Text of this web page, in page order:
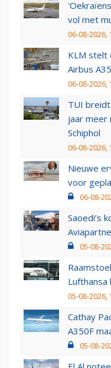
vol met
06-08-2026,
KLM stelt
Airbus
06-08-2026,
TUI breidt
jaar meer
Schiphol
06-08-2026,
Nieuwe
voor
06-08-
Saoedi’s
05-08-
05-08-2026,
Cathay
A350F
05-08-